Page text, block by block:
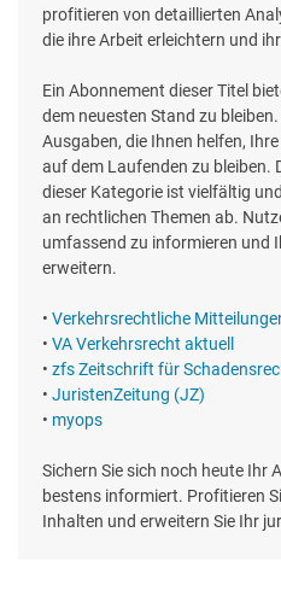
profitieren von detaillierten
die ihre Arbeit erleichtern und
Ein Abonnement dieser Titel
dem neuesten Stand zu
Ausgaben, die Ihnen helfen,
auf dem Laufenden zu bleiben.
dieser Kategorie ist vielfältig
an rechtlichen Themen ab.
umfassend zu informieren und
erweitern.
• Verkehrsrechtliche
• VA Verkehrsrecht aktuell
• zfs Zeitschrift für
• JuristenZeitung (JZ)
• myops
Sichern Sie sich noch heute Ihr
bestens informiert. Profitieren
Inhalten und erweitern Sie Ihr